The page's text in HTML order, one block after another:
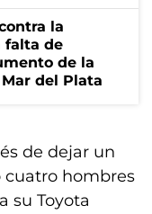
la
falta de
de la
del Plata
de dejar un
cuatro hombres
su Toyota